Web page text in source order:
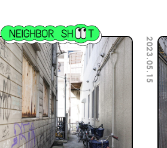
2023.05.15